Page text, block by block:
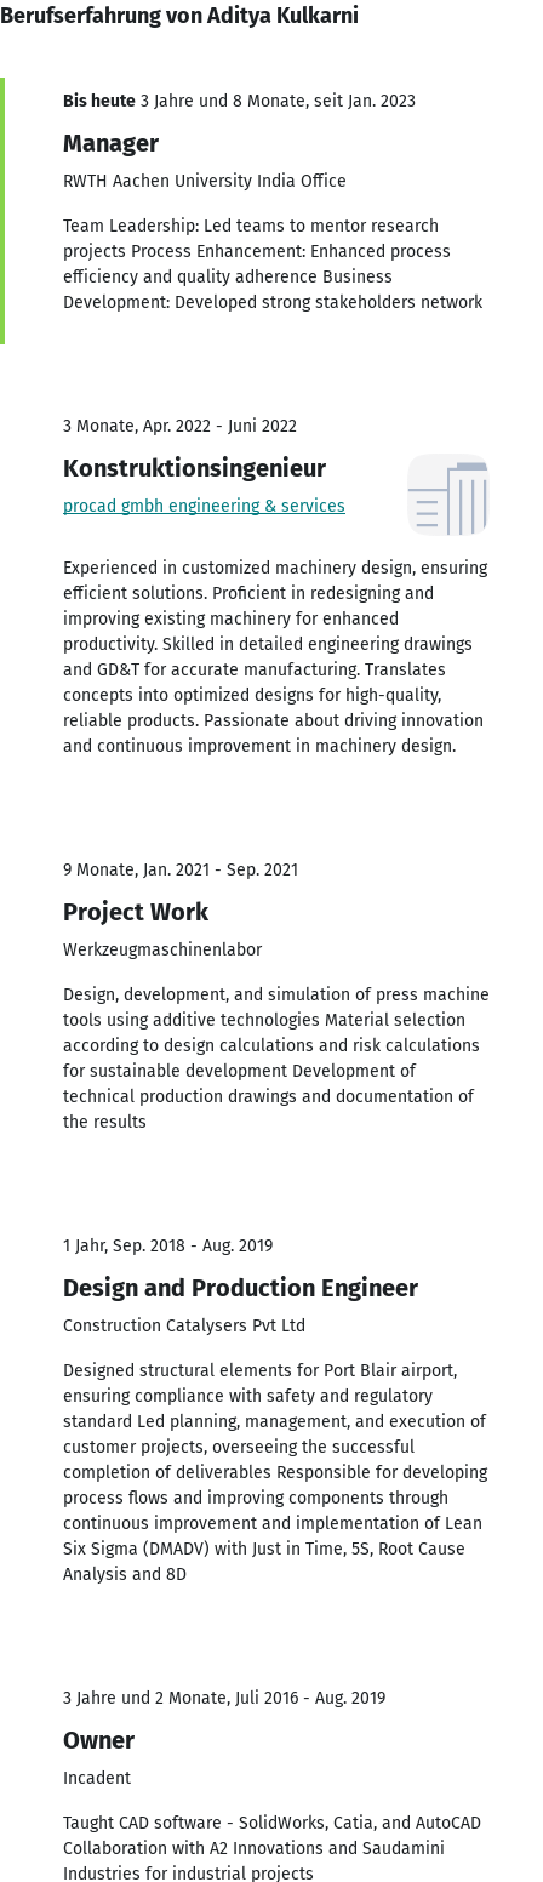
Berufserfahrung von Aditya Kulkarni
Bis heute 3 Jahre und 8 Monate, seit Jan. 2023
Manager
RWTH Aachen University India Office
Team Leadership: Led teams to mentor research
projects Process Enhancement: Enhanced process
efficiency and quality adherence Business
Development: Developed strong stakeholders network
3 Monate, Apr. 2022 - Juni 2022
Konstruktionsingenieur
procad gmbh engineering & services
Experienced in customized machinery design, ensuring
efficient solutions. Proficient in redesigning and
improving existing machinery for enhanced
productivity. Skilled in detailed engineering drawings
and GD&T for accurate manufacturing. Translates
concepts into optimized designs for high-quality,
reliable products. Passionate about driving innovation
and continuous improvement in machinery design.
9 Monate, Jan. 2021 - Sep. 2021
Project Work
Werkzeugmaschinenlabor
Design, development, and simulation of press machine
tools using additive technologies Material selection
according to design calculations and risk calculations
for sustainable development Development of
technical production drawings and documentation of
the results
1 Jahr, Sep. 2018 - Aug. 2019
Design and Production Engineer
Construction Catalysers Pvt Ltd
Designed structural elements for Port Blair airport,
ensuring compliance with safety and regulatory
standard Led planning, management, and execution of
customer projects, overseeing the successful
completion of deliverables Responsible for developing
process flows and improving components through
continuous improvement and implementation of Lean
Six Sigma (DMADV) with Just in Time, 5S, Root Cause
Analysis and 8D
3 Jahre und 2 Monate, Juli 2016 - Aug. 2019
Owner
Incadent
Taught CAD software - SolidWorks, Catia, and AutoCAD
Collaboration with A2 Innovations and Saudamini
Industries for industrial projects